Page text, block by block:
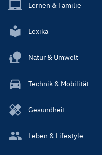
Lernen & Familie
Lexika
Natur & Umwelt
Technik & Mobilität
Gesundheit
Leben & Lifestyle